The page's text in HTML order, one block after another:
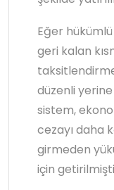
Eğer
geri kalan
düzenli
sistem,
cezayı daha
girmeden
için